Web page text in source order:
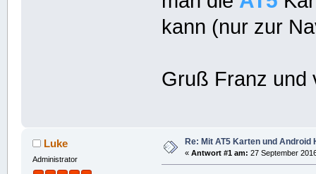
kann (nur zur
Gruß Franz und
Luke
Administrator
Re: Mit AT5 Karten und Android
« Antwort #1 am: 27 September